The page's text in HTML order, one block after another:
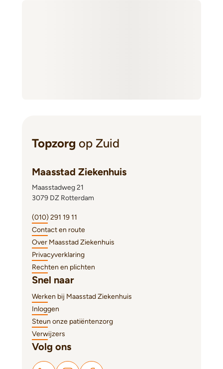
Topzorg op Zuid
Maasstad Ziekenhuis
Maasstadweg 21
3079 DZ Rotterdam
(010) 291 19 11
Contact en route
Over Maasstad Ziekenhuis
Privacyverklaring
Rechten en plichten
Snel naar
Werken bij Maasstad Ziekenhuis
Inloggen
Steun onze patiëntenzorg
Verwijzers
Volg ons